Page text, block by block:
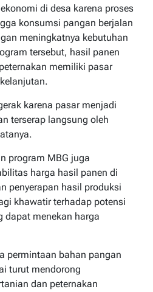
di desa karena proses
konsumsi pangan berjalan
meningkatnya kebutuhan
tersebut, hasil panen
memiliki pasar
karena pasar menjadi
terserap langsung oleh
program MBG juga
harga hasil panen di
penyerapan hasil produksi
khawatir terhadap potensi
dapat menekan harga
permintaan bahan pangan
turut mendorong
dan peternakan